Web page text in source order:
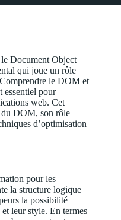
Document Object
qui joue un rôle
le DOM et
essentiel pour
web. Cet
du DOM, son rôle
d’optimisation
pour les
la structure logique
la possibilité
leur style. En termes